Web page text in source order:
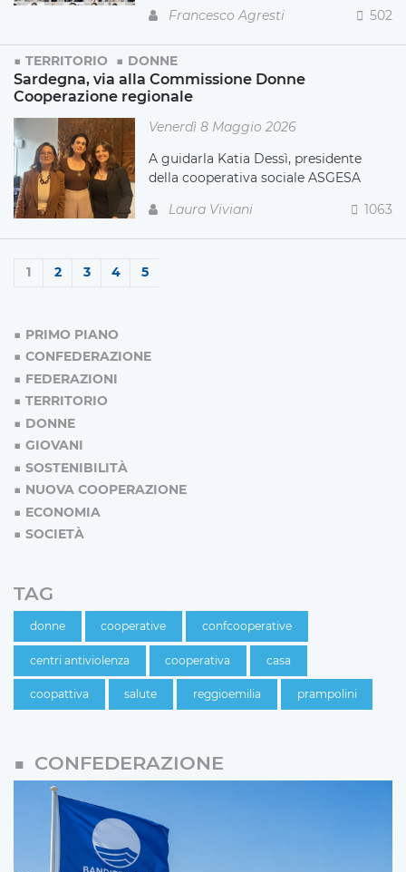
Francesco Agresti 502
TERRITORIO DONNE
Sardegna, via alla Commissione Donne
Cooperazione regionale
Venerdì 8 Maggio 2026
A guidarla Katia Dessì, presidente
della cooperativa sociale ASGESA
Laura Viviani
1063
1 2 3 4 5
PRIMO PIANO
CONFEDERAZIONE
FEDERAZIONI
TERRITORIO
DONNE
GIOVANI
SOSTENIBILITÀ
NUOVA COOPERAZIONE
ECONOMIA
SOCIETÀ
TAG
donne cooperative confcooperative
centri antiviolenza cooperativa casa
coopattiva salute reggioemilia prampolini
CONFEDERAZIONE